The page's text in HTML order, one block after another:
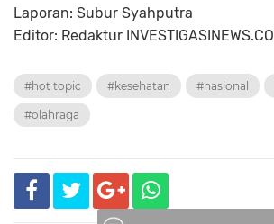
Laporan: Subur Syahputra
Editor: Redaktur INVESTIGASINEWS.CO
#hot topic #kesehatan #nasional
#olahraga